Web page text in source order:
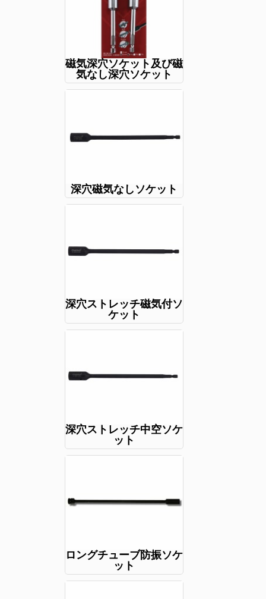
磁気深穴ソケット及び磁
気なし深穴ソケット
深穴磁気なしソケット
深穴ストレッチ磁気付ソ
ケット
深穴ストレッチ中空ソケ
ット
ロングチューブ防振ソケ
ット